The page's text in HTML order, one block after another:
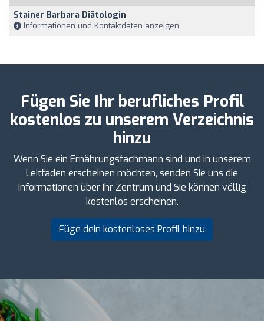
Stainer Barbara Diätologin
Informationen und Kontaktdaten anzeigen
Fügen Sie Ihr berufliches Profil
kostenlos zu unserem Verzeichnis
hinzu
Wenn Sie ein Ernährungsfachmann sind und in unserem
Leitfaden erscheinen möchten, senden Sie uns die
Informationen über Ihr Zentrum und Sie können völlig
kostenlos erscheinen.
Füge dein kostenloses Profil hinzu